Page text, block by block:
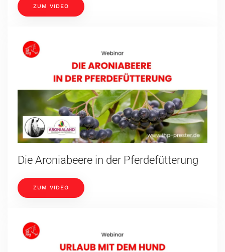
ZUM VIDEO
Die Aroniabeere in der Pferdefütterung
ZUM VIDEO